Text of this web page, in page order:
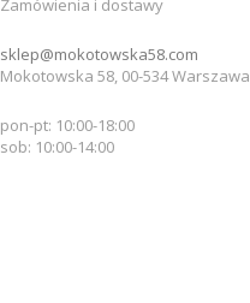
Zamówienia i dostawy
sklep@mokotowska58.com
Mokotowska 58, 00-534 Warszawa
pon-pt: 10:00-18:00
sob: 10:00-14:00